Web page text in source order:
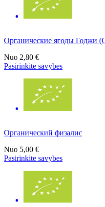
Органические ягоды Годжи
Nuo 2,80 €
Pasirinkite savybes
Органический физалис
Nuo 5,00 €
Pasirinkite savybes